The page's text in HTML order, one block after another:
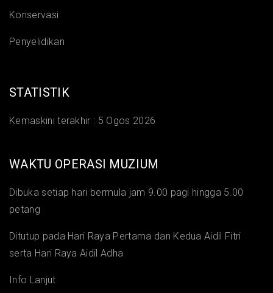
Konservasi
Penyelidikan
STATISTIK
Kemaskini terakhir : 5 Ogos 2026
WAKTU OPERASI MUZIUM
Dibuka setiap hari bermula jam 9.00 pagi hingga 5.00
petang
Ditutup pada Hari Raya Pertama dan Kedua Aidil Fitri
serta Hari Raya Aidil Adha
Info Lanjut